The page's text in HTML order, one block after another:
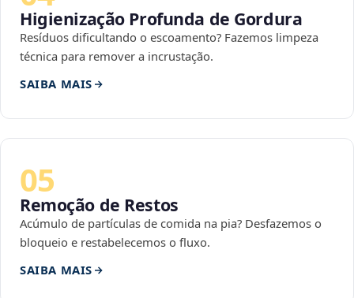
Higienização Profunda de Gordura
Resíduos dificultando o escoamento? Fazemos limpeza
técnica para remover a incrustação.
SAIBA MAIS
05
Remoção de Restos
Acúmulo de partículas de comida na pia? Desfazemos o
bloqueio e restabelecemos o fluxo.
SAIBA MAIS